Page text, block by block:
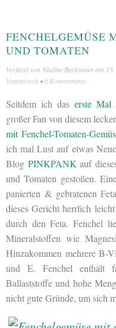
FENCHELGEMÜSE
UND TOMATEN
Verfasst von Nadine Beckmann am
Vegetarisch •0 Kommentare
Seitdem ich das erste Mal
großer Fan von diesem
mit Fenchel-Tomaten-
ich mal Lust auf etwas
Blog PINKPANK auf
und Tomaten gestoßen.
panierten & gebratenen
dieses Gericht herrlich
durch den Feta. Fenchel
Mineralstoffen wie
Hinzukommen mehrere B-
und E. Fenchel enthält
Ballaststoffe und hohe
nicht gute Gründe, um sich